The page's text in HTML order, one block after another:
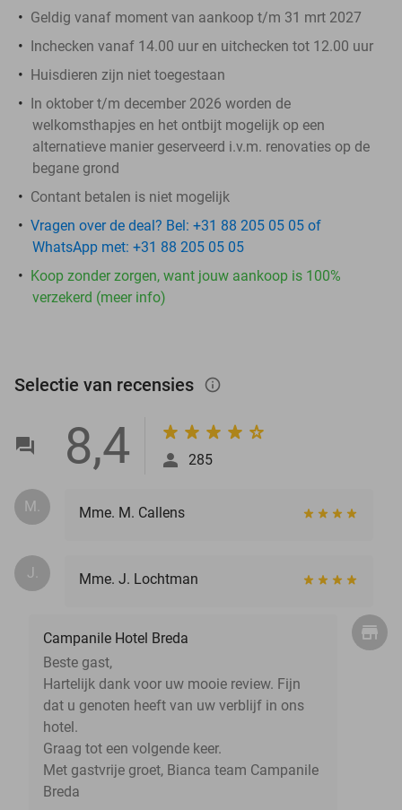
Geldig vanaf moment van aankoop t/m 31 mrt 2027
Inchecken vanaf 14.00 uur en uitchecken tot 12.00 uur
Huisdieren zijn niet toegestaan
In oktober t/m december 2026 worden de
welkomsthapjes en het ontbijt mogelijk op een
alternatieve manier geserveerd i.v.m. renovaties op de
begane grond
Contant betalen is niet mogelijk
Vragen over de deal? Bel: +31 88 205 05 05 of
WhatsApp met: +31 88 205 05 05
Koop zonder zorgen, want jouw aankoop is 100%
verzekerd (meer info)
Selectie van recensies info_outlined
8,4 285
M. Mme. M. Callens
J. Mme. J. Lochtman
Campanile Hotel Breda
Beste gast,
Hartelijk dank voor uw mooie review. Fijn
dat u genoten heeft van uw verblijf in ons
hotel.
Graag tot een volgende keer.
Met gastvrije groet, Bianca team Campanile
Breda